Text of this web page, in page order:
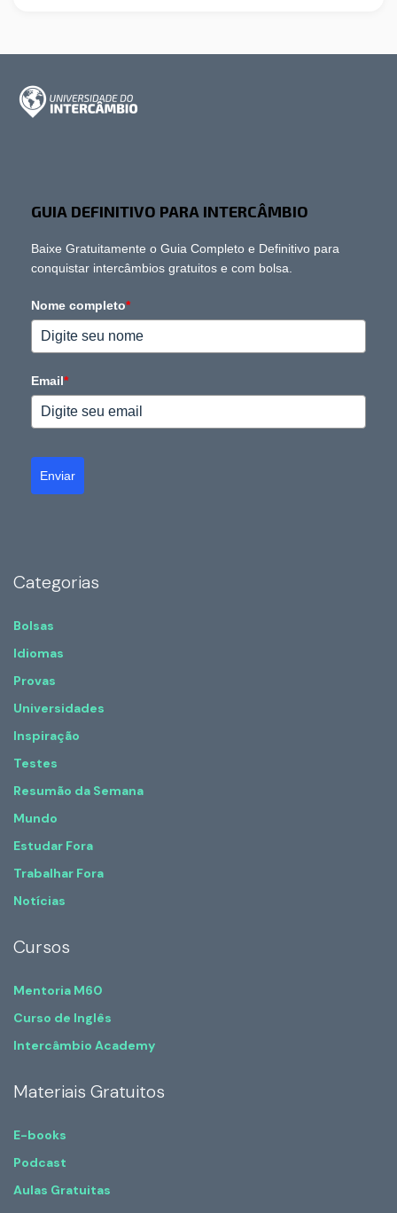
GUIA DEFINITIVO PARA INTERCÂMBIO
Baixe Gratuitamente o Guia Completo e Definitivo para
conquistar intercâmbios gratuitos e com bolsa.
Nome completo*
Email*
Enviar
Categorias
Bolsas
Idiomas
Provas
Universidades
Inspiração
Testes
Resumão da Semana
Mundo
Estudar Fora
Trabalhar Fora
Notícias
Cursos
Mentoria M60
Curso de Inglês
Intercâmbio Academy
Materiais Gratuitos
E-books
Podcast
Aulas Gratuitas